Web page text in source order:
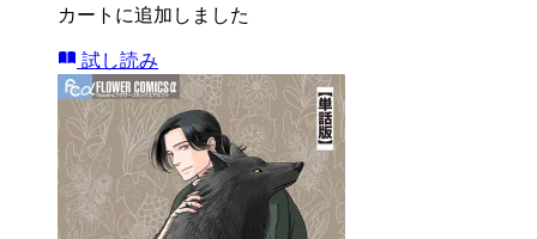
カートに追加しました
試し読み